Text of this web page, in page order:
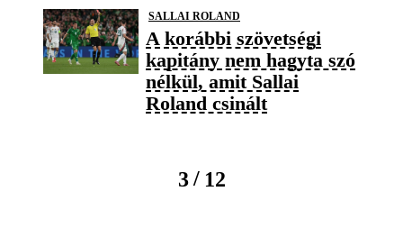
SALLAI ROLAND
A korábbi szövetségi
kapitány nem hagyta szó
nélkül, amit Sallai
Roland csinált
3 / 12